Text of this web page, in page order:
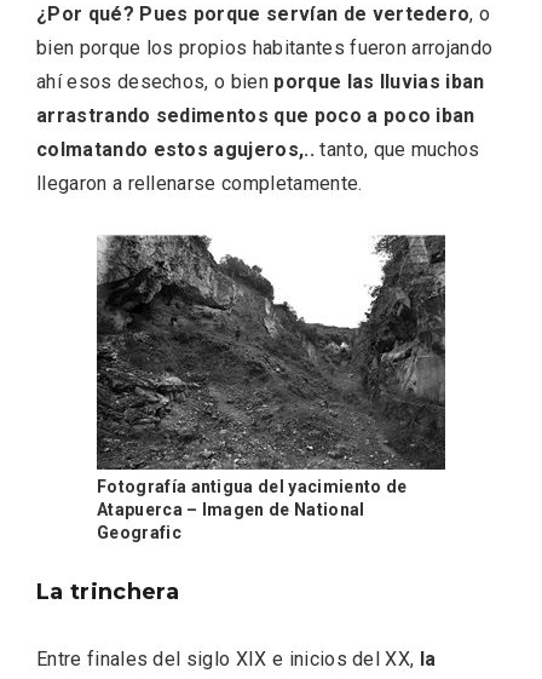
¿Por qué? Pues porque servían de vertedero, o
bien porque los propios habitantes fueron arrojando
ahí esos desechos, o bien porque las lluvias iban
arrastrando sedimentos que poco a poco iban
colmatando estos agujeros,.. tanto, que muchos
llegaron a rellenarse completamente.
Fotografía antigua del yacimiento de
Atapuerca – Imagen de National
Geografic
La trinchera
Entre finales del siglo XIX e inicios del XX, la
Itinerarios musicales en San Miguel del
Pino 2026